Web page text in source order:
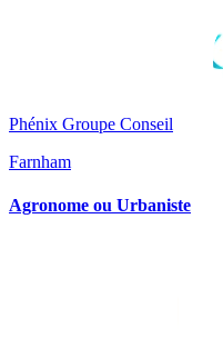
Phénix Groupe Conseil
Farnham
Agronome ou Urbaniste